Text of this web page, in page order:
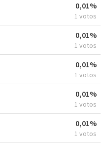
0,01%
1 votos
0,01%
1 votos
0,01%
1 votos
0,01%
1 votos
0,01%
1 votos